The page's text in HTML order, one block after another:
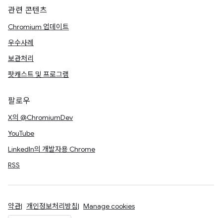
관련 콘텐츠
Chromium 업데이트
우수사례
보관처리
팟캐스트 및 프로그램
팔로우
X의 @ChromiumDev
YouTube
LinkedIn의 개발자용 Chrome
RSS
약관 개인정보처리방침 Manage cookies